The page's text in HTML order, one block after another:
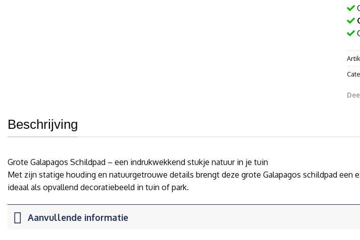
Beschrijving
Grote Galapagos Schildpad – een indrukwekkend stukje natuur in je tuin
Met zijn statige houding en natuurgetrouwe details brengt deze grote Galapagos schildpad
ideaal als opvallend decoratiebeeld in tuin of park.
Aanvullende informatie